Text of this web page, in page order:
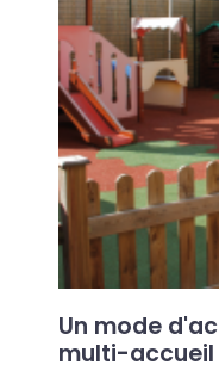
Un mode
multi-accueil